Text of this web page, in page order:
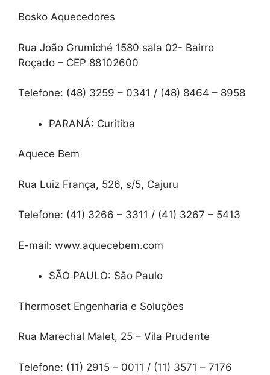
Bosko Aquecedores
Rua João Grumiché 1580 sala 02- Bairro
Roçado – CEP 88102600
Telefone: (48) 3259 – 0341 / (48) 8464 – 8958
PARANÁ: Curitiba
Aquece Bem
Rua Luiz França, 526, s/5, Cajuru
Telefone: (41) 3266 – 3311 / (41) 3267 – 5413
E-mail: www.aquecebem.com
SÃO PAULO: São Paulo
Thermoset Engenharia e Soluções
Rua Marechal Malet, 25 – Vila Prudente
Telefone: (11) 2915 – 0011 / (11) 3571 – 7176